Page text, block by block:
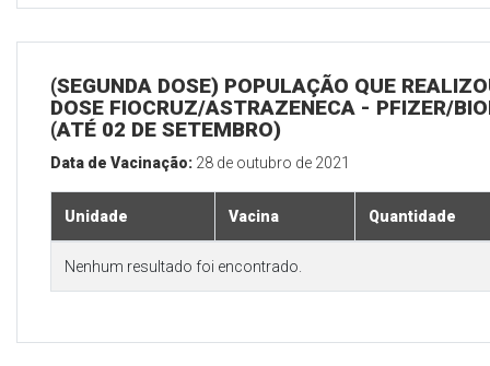
(SEGUNDA DOSE) POPULAÇÃO QUE
DOSE FIOCRUZ/ASTRAZENECA - PFIZER/
(ATÉ 02 DE SETEMBRO)
Data de Vacinação: 28 de outubro de 2021
Unidade Vacina Quantidade
Nenhum resultado foi encontrado.